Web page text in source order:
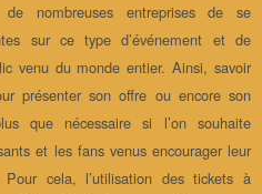
de nombreuses entreprises de se
sur ce type d’événement et de
venu du monde entier. Ainsi, savoir
présenter son offre ou encore son
que nécessaire si l’on souhaite
et les fans venus encourager leur
Pour cela, l’utilisation des tickets à